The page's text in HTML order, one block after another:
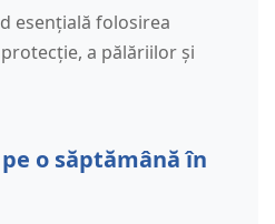
esențială folosirea
a pălăriilor și
o săptămână în